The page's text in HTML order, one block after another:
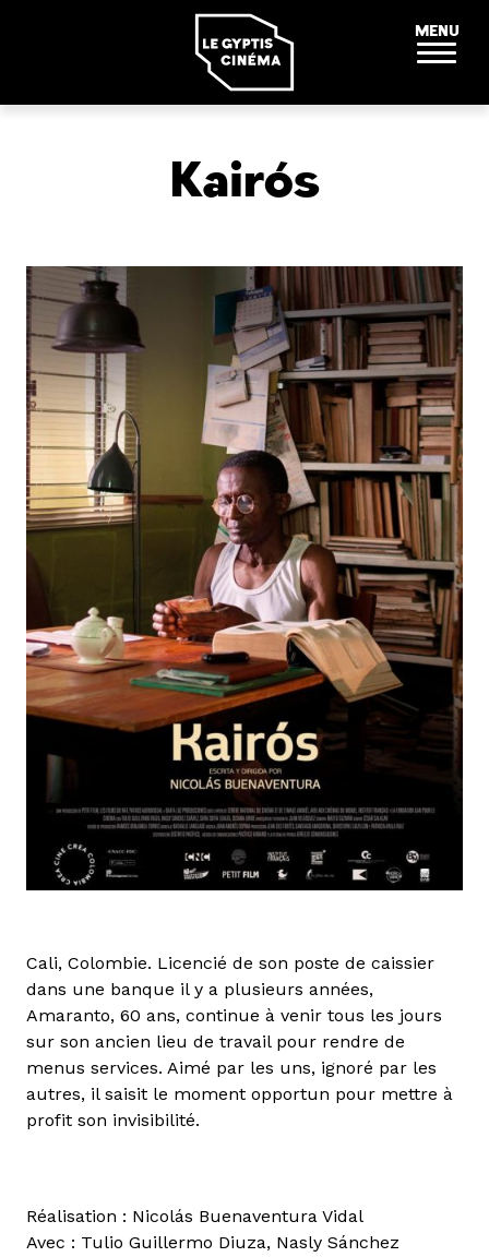
MENU
Kairós
Cali, Colombie. Licencié de son poste de caissier
dans une banque il y a plusieurs années,
Amaranto, 60 ans, continue à venir tous les jours
sur son ancien lieu de travail pour rendre de
menus services. Aimé par les uns, ignoré par les
autres, il saisit le moment opportun pour mettre à
profit son invisibilité.
Réalisation : Nicolás Buenaventura Vidal
Avec : Tulio Guillermo Diuza, Nasly Sánchez
Panneau de gestion des cookies